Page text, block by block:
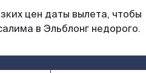
цен даты вылета, чтобы
в Эльблонг недорого.